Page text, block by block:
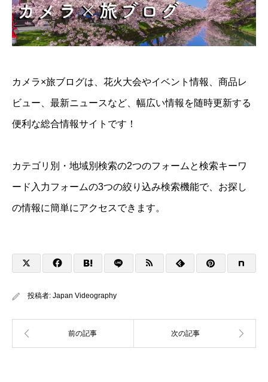
カメラ×旅ブログは、花火大会やイベント情報、商品レ
ビュー、最新ニュースなど、幅広い情報を随時更新する
便利な総合情報サイトです！
カテゴリ別・地域別検索の2つのフォームと検索キーワ
ード入力フォームの3つの絞り込み検索機能で、お探し
の情報に簡単にアクセスできます。
投稿者: Japan Videography